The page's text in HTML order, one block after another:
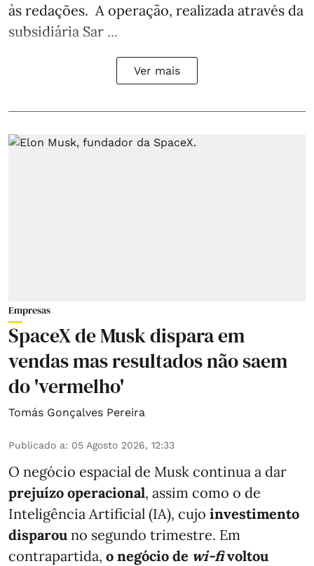
às redações. A operação, realizada através da
subsidiária Sar ...
Ver mais
Empresas
SpaceX de Musk dispara em
vendas mas resultados não saem
do 'vermelho'
Tomás Gonçalves Pereira
Publicado a: 05 Agosto 2026, 12:33
O negócio espacial de Musk continua a dar
prejuízo operacional, assim como o de
Inteligência Artificial (IA), cujo investimento
disparou no segundo trimestre. Em
contrapartida, o negócio de wi-fivoltou